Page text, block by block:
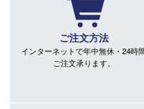
ご注文方法
インターネットで年中無休・24時
ご注文承ります。